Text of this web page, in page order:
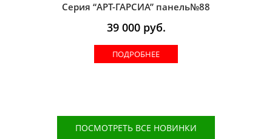
Серия “AРT-ГАРСИА” панель№88
39 000руб.
ПОДРОБНЕЕ
ПОСМОТРЕТЬ ВСЕ НОВИНКИ